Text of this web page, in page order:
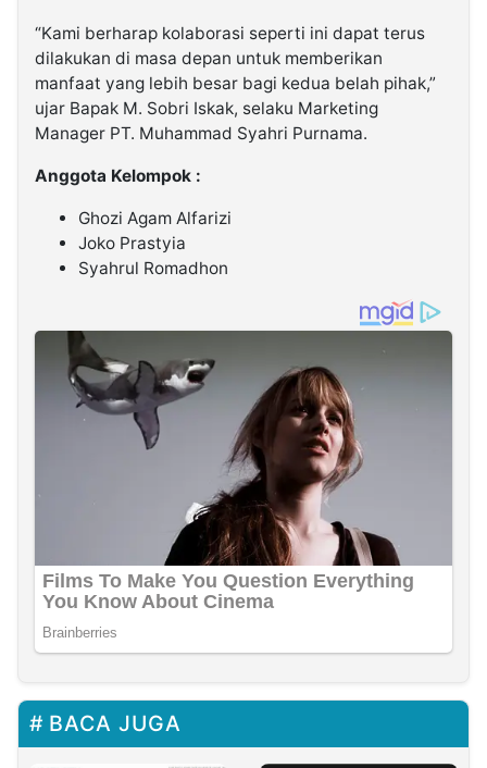
“Kami berharap kolaborasi seperti ini dapat terus
dilakukan di masa depan untuk memberikan
manfaat yang lebih besar bagi kedua belah pihak,”
ujar Bapak M. Sobri Iskak, selaku Marketing
Manager PT. Muhammad Syahri Purnama.
Anggota Kelompok :
Ghozi Agam Alfarizi
Joko Prastyia
Syahrul Romadhon
BACA JUGA